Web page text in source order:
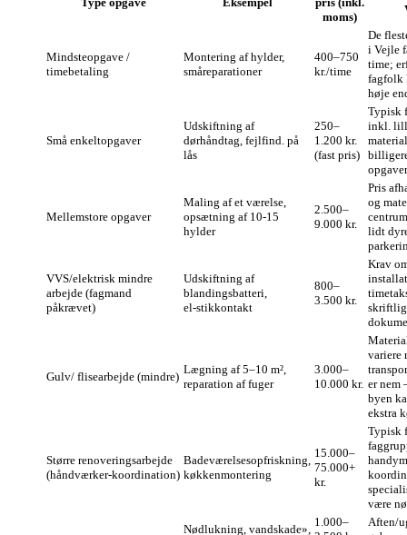
moms)
Mindsteopgave /
timebetaling
Montering af hylder,
småreparationer
400–750
kr./time
De
i Vejle
time;
fagfolk
høje
Små enkeltopgaver
Udskiftning af
dørhåndtag, fejlfind. på
lås
250–
1.200 kr.
(fast pris)
Typisk
inkl.
Mellemstore opgaver
Maling af et værelse,
opsætning af 10-15
hylder
2.500–
9.000 kr.
Pris
og
lidt
VVS/elektrisk mindre
arbejde (fagmand
påkrævet)
Udskiftning af
blandingsbatteri,
el‑stikkontakt
800–
3.500 kr.
Krav
skriftlig
Gulv/ flisearbejde (mindre)
Lægning af 5–10 m²,
reparation af fuger
3.000–
10.000 kr.
variere
er nem
byen
ekstra
Større renoveringsarbejde
(håndværker‑koordination)
Badeværelsesopfriskning,
køkkenmontering
15.000–
75.000+
kr.
Typisk
være
Nødlukning, vandskade»,
1.000–
Aften/